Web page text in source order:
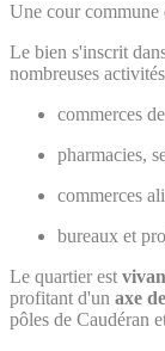
Une cour commune
Le bien s'inscrit
nombreuses
commerces
pharmacies,
commerces
bureaux et
Le quartier est
profitant d'un axe
pôles de Caudéran